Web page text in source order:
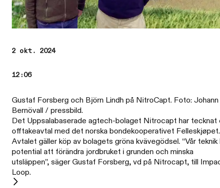
2 okt. 2024
12:06
Gustaf Forsberg och Björn Lindh på NitroCapt. Foto: Johann
Bernövall / pressbild.
Det Uppsalabaserade agtech-bolaget Nitrocapt har
offtakeavtal med det norska bondekooperativet Felleskjøpet.
Avtalet gäller köp av bolagets gröna kvävegödsel. “Vår teknik
potential att förändra jordbruket i grunden och minska
utsläppen”, säger Gustaf Forsberg, vd på Nitrocapt, till
Loop.